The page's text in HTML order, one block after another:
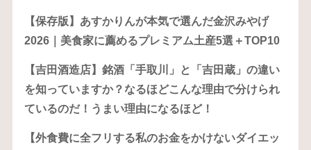
【保存版】あすかりんが本気で選んだ金沢みやげ
2026｜美食家に薦めるプレミアム土産5選＋TOP10
【吉田酒造店】銘酒「手取川」と「吉田蔵」の違い
を知っていますか？なるほどこんな理由で分けられ
ているのだ！うまい理由になるほど！
【外食費に全フリする私のお金をかけないダイエッ